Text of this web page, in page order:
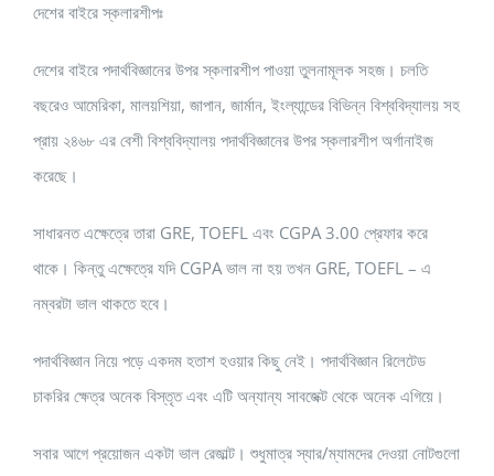
দেশের বাইরে স্কলারশীপঃ
দেশের বাইরে পদার্থবিজ্ঞানের উপর স্কলারশীপ পাওয়া তুলনামূলক সহজ। চলতি
বছরেও আমেরিকা, মালয়শিয়া, জাপান, জার্মান, ইংল্যান্ডের বিভিন্ন বিশ্ববিদ্যালয় সহ
প্রায় ২৪৬৮ এর বেশী বিশ্ববিদ্যালয় পদার্থবিজ্ঞানের উপর স্কলারশীপ অর্গানাইজ
করেছে।
সাধারনত এক্ষেত্রে তারা GRE, TOEFL এবং CGPA 3.00 প্রেফার করে
থাকে। কিন্তু এক্ষেত্রে যদি CGPA ভাল না হয় তখন GRE, TOEFL – এ
নম্বরটা ভাল থাকতে হবে।
পদার্থবিজ্ঞান নিয়ে পড়ে একদম হতাশ হওয়ার কিছু নেই। পদার্থবিজ্ঞান রিলেটেড
চাকরির ক্ষেত্র অনেক বিস্তৃত এবং এটি অন্যান্য সাবজেক্ট থেকে অনেক এগিয়ে।
সবার আগে প্রয়োজন একটা ভাল রেজাল্ট। শুধুমাত্র স্যার/ম্যামদের দেওয়া নোটগুলো